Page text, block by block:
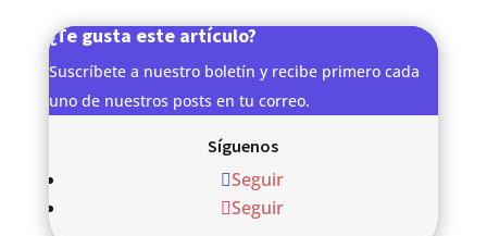
¿Te gusta este artículo?
Suscríbete a nuestro boletín y recibe primero cada
uno de nuestros posts en tu correo.
Síguenos
Seguir
Seguir